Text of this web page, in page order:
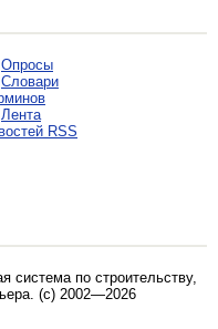
Опросы
Словари
Лента
RSS
система по строительству,
. (c) 2002—2026